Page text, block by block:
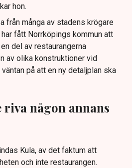
hon.
från många av stadens krögare
fått Norrköpings kommun att
del av restaurangerna
av olika konstruktioner vid
på att en ny detaljplan ska
riva någon annans
Kula, av det faktum att
och inte restaurangen.